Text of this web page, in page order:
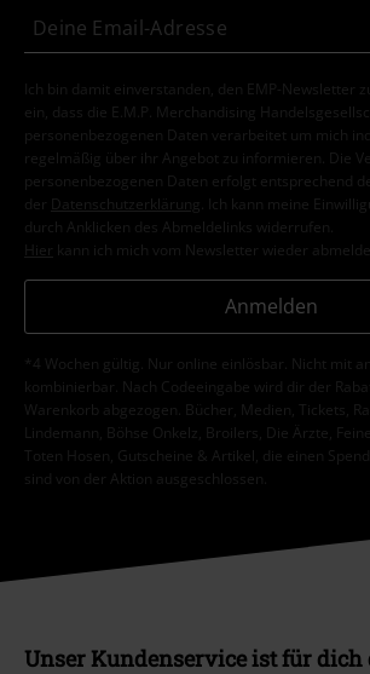
Ich bin damit einverstanden, den EMP-Newsletter
ein, dass die E.M.P. Merchandising
personenbezogenen Daten verarbeitet um mich
regelmäßig über ihr Angebot zu informieren. Die
personenbezogenen Daten erfolgt entsprechend
der
Datenschutzerklärung
. Ich kann meine
durch Anklicken des Abmeldelinks widerrufen.
Hier kann ich mich vom Newsletter wieder
Anmelden
*4 Wochen gültig. Nur online einlösbar. Nicht mit
kombinierbar. Nach Codeeingabe wird dir der
Warenkorb abgezogen. Bücher, Medien, Tickets,
Lindemann, Böhse Onkelz, Broilers, Die Ärzte,
Toten Hosen, Gutscheine & Artikel, die einen
sind von der Aktion ausgeschlossen.
Unser Kundenservice ist für dich